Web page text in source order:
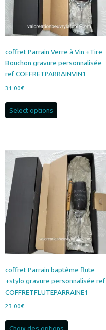
coffret Parrain Verre à Vin +Tire
Bouchon gravure personnalisée
ref COFFRETPARRAINVIN1
31.00€
Select options
coffret Parrain baptême flute
+stylo gravure personnalisée ref
COFFRETFLUTEPARRAINE1
23.00€